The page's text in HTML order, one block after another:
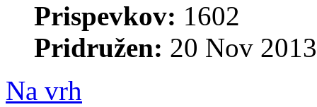
Prispevkov: 1602
Pridružen: 20 Nov
Na vrh